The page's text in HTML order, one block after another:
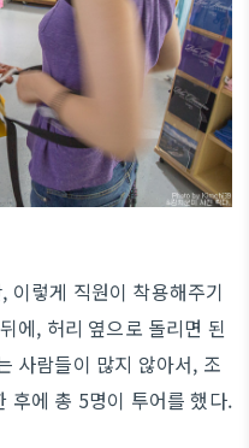
이렇게 직원이 착용해주기
에, 허리 옆으로 돌리면 된
사람들이 많지 않아서, 조
후에 총 5명이 투어를 했다.